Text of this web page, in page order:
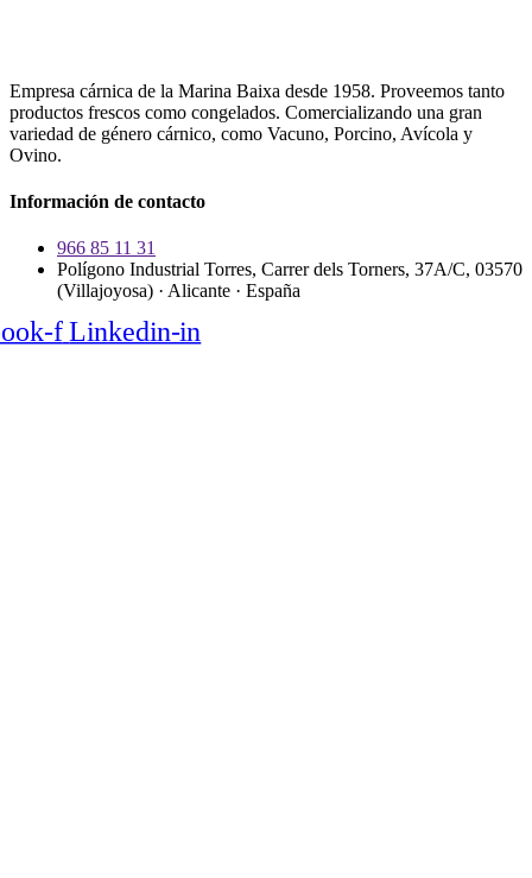
Empresa cárnica de la Marina Baixa desde 1958. Proveemos tanto
productos frescos como congelados. Comercializando una gran
variedad de género cárnico, como Vacuno, Porcino, Avícola y
Ovino.
Información de contacto
966 85 11 31
Polígono Industrial Torres, Carrer dels Torners, 37A/C, 03570
(Villajoyosa) · Alicante · España
f Linkedin-in